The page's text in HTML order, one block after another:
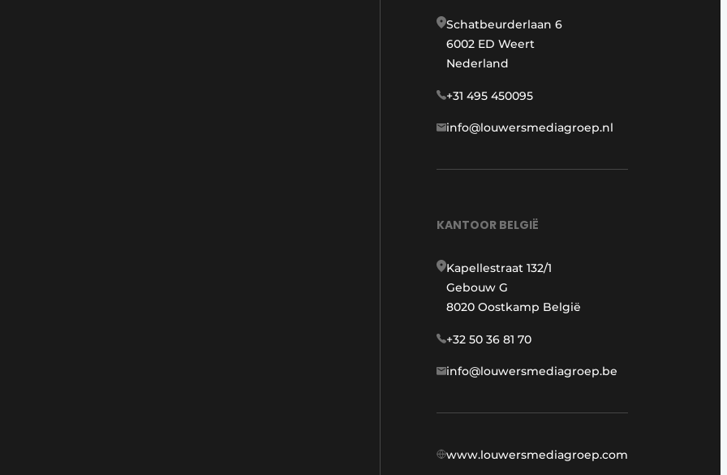
Schatbeurderlaan 6
6002 ED Weert
Nederland
+31 495 450095
info@louwersmediagroep.nl
KANTOOR BELGIË
Kapellestraat 132/1
Gebouw G
8020 Oostkamp België
+32 50 36 81 70
info@louwersmediagroep.be
www.louwersmediagroep.com